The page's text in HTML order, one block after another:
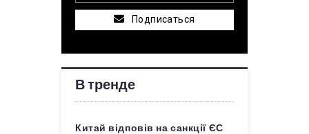
Подписаться
В тренде
Китай відповів на санкції ЄС